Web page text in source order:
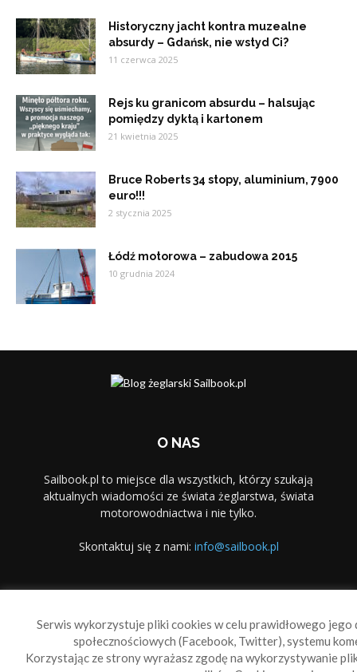
Historyczny jacht kontra muzealne
absurdy – Gdańsk, nie wstyd Ci?
11 czerwca 2025
Rejs ku granicom absurdu – halsując
pomiędzy dyktą i kartonem
21 kwietnia 2025
Bruce Roberts 34 stopy, aluminium, 7900
euro!!!
2 stycznia 2025
Łódź motorowa – zabudowa 2015
10 grudnia 2024
O NAS
Sailbook.pl to miejsce dla wszystkich, którzy szukają
aktualnych wiadomości ze świata żeglarstwa, świata
motorowodniactwa i nie tylko.
Skontaktuj się z nami: info@sailbook.pl
Serwis wykorzystuje pliki cookies w celu prawidłowego
społecznościowych (Facebook, Twitter), systemu
Korzystając ze strony wyrażasz zgodę na wykorzystywanie